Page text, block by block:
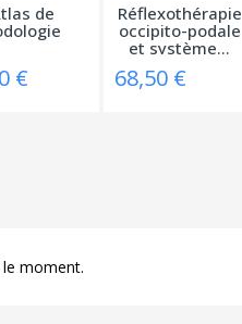
de
€
Réflexothérapie
occipito-podale
et système...
68,50 €
moment.